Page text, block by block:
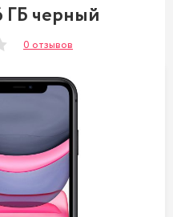
ГБ черный
0 отзывов